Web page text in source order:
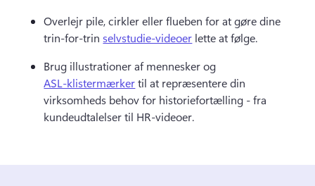
Overlejr pile, cirkler eller flueben for at gøre dine
trin-for-trin selvstudie-videoer lette at følge.
Brug illustrationer af mennesker og
ASL-klistermærker til at repræsentere din
virksomheds behov for historiefortælling - fra
kundeudtalelser til HR-videoer.